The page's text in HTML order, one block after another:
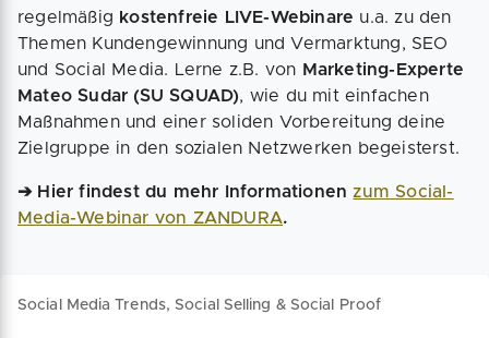
regelmäßig kostenfreie LIVE-Webinare u.a. zu den
Themen Kundengewinnung und Vermarktung, SEO
und Social Media. Lerne z.B. von Marketing-Experte
Mateo Sudar (SU SQUAD), wie du mit einfachen
Maßnahmen und einer soliden Vorbereitung deine
Zielgruppe in den sozialen Netzwerken begeisterst.
➔ Hier findest du mehr Informationenzum Social-
Media-Webinar von ZANDURA.
Social Media Trends, Social Selling & Social Proof